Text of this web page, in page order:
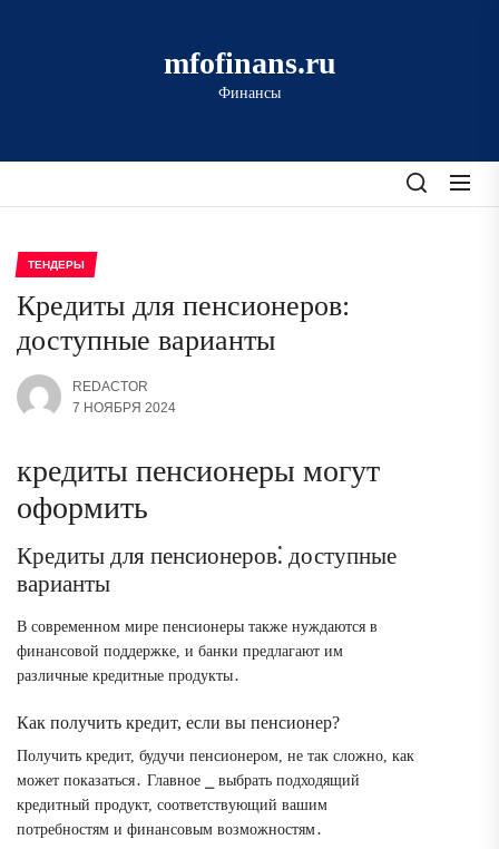
mfofinans.ru
Финансы
ТЕНДЕРЫ
Кредиты для пенсионеров:
доступные варианты
REDACTOR
7 НОЯБРЯ 2024
кредиты пенсионеры могут
оформить
Кредиты для пенсионеров⁚ доступные
варианты
В современном мире пенсионеры также нуждаются в
финансовой поддержке, и банки предлагают им
различные кредитные продукты․
Как получить кредит, если вы пенсионер?
Получить кредит, будучи пенсионером, не так сложно, как
может показаться․ Главное ⎯ выбрать подходящий
кредитный продукт, соответствующий вашим
потребностям и финансовым возможностям․